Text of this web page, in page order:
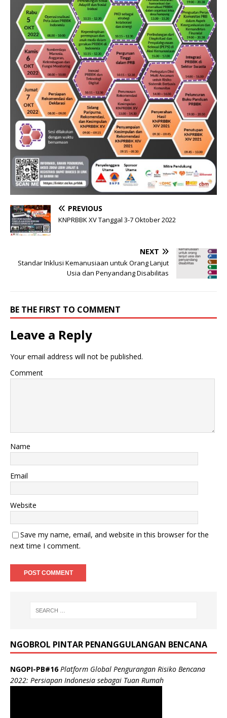
PREVIOUS
KNPRBBK XV Tanggal 3-7 Oktober 2022
NEXT
Standar Inklusi Kemanusiaan untuk Orang Lanjut
Usia dan Penyandang Disabilitas
BE THE FIRST TO COMMENT
Leave a Reply
Your email address will not be published.
Comment
Name
Email
Website
Save my name, email, and website in this browser for the
next time I comment.
NGOBROL PINTAR PENANGGULANGAN BENCANA
NGOPI-PB#16Platform Global Pengurangan Risiko Bencana
2022: Persiapan Indonesia sebagai Tuan Rumah